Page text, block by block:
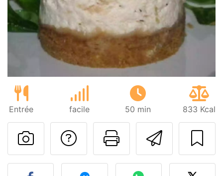
Entrée facile 50 min 833 Kcal
Imprimer
Poser une
Publier votre photo de